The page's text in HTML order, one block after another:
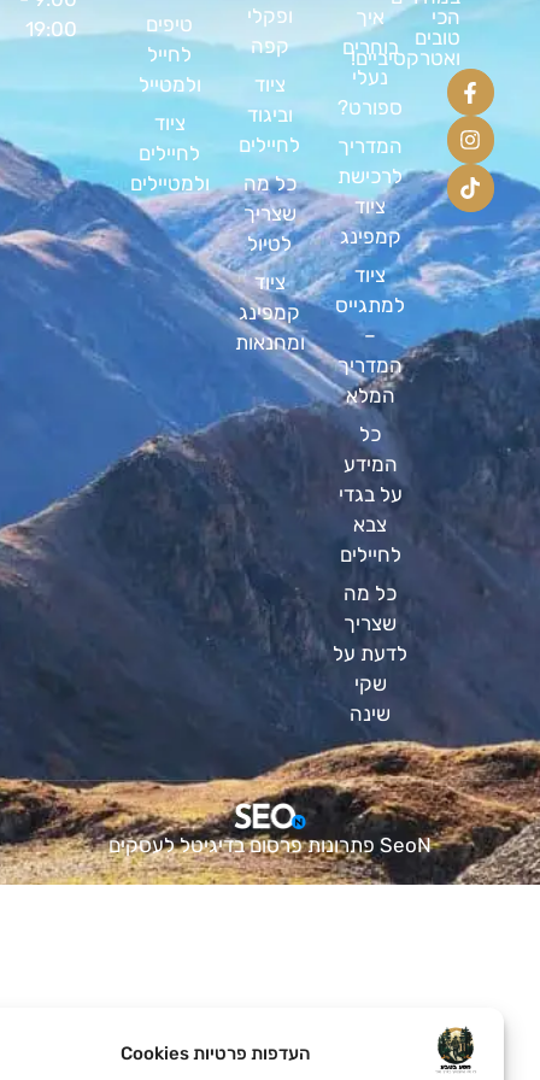
העדפות פרטיות Cookies
הכי
טובים
ואטרקטיביים!
איך
בוחרים
ספורט?
המדריך
לרכישת
ציוד
קמפינג
ציוד
למתגייס
המדריך
המלא
המידע
על בגדי
לחיילים
כל מה
שצריך
לדעת על
שינה
ופקלי
קפה
וביגוד
לחיילים
כל מה
שצריך
לטיול
ציוד
קמפינג
ומחנאות
טיפים
לחייל
ולמטייל
לחיילים
ולמטיילים
19:00
SeoN פתרונות פרסום בדיגיטל לעסקים